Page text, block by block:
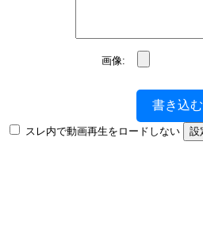
画像:
書き込む
スレ内で動画再生をロードしない